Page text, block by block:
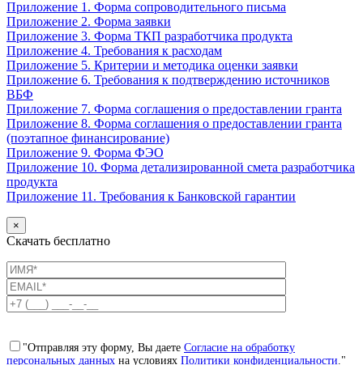
Приложение 1. Форма сопроводительного письма
Приложение 2. Форма заявки
Приложение 3. Форма ТКП разработчика продукта
Приложение 4. Требования к расходам
Приложение 5. Критерии и методика оценки заявки
Приложение 6. Требования к подтверждению источников
ВБФ
Приложение 7. Форма соглашения о предоставлении гранта
Приложение 8. Форма соглашения о предоставлении гранта
(поэтапное финансирование)
Приложение 9. Форма ФЭО
Приложение 10. Форма детализированной смета разработчика
продукта
Приложение 11. Требования к Банковской гарантии
×
Скачать бесплатно
"Отправляя эту форму, Вы даете Согласие на обработку
персональных данных на условиях Политики конфиденциальности."